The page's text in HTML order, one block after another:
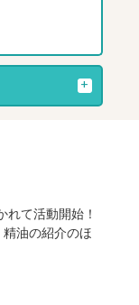
て活動開始！
油の紹介のほ